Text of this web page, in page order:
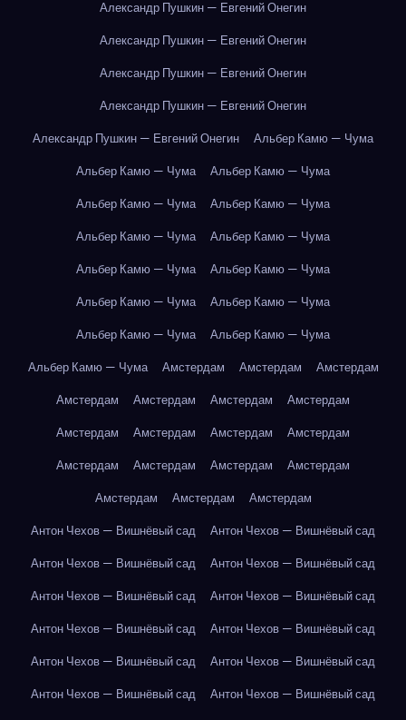
Александр Пушкин — Евгений Онегин
Александр Пушкин — Евгений Онегин
Александр Пушкин — Евгений Онегин
Александр Пушкин — Евгений Онегин
Александр Пушкин — Евгений Онегин
Альбер Камю — Чума
Альбер Камю — Чума
Альбер Камю — Чума
Альбер Камю — Чума
Альбер Камю — Чума
Альбер Камю — Чума
Альбер Камю — Чума
Альбер Камю — Чума
Альбер Камю — Чума
Альбер Камю — Чума
Альбер Камю — Чума
Альбер Камю — Чума
Альбер Камю — Чума
Альбер Камю — Чума
Амстердам Амстердам
Амстердам
Амстердам
Амстердам Амстердам
Амстердам
Амстердам
Амстердам Амстердам
Амстердам
Амстердам
Амстердам Амстердам
Амстердам
Амстердам
Амстердам
Амстердам
Антон Чехов — Вишнёвый сад
Антон Чехов — Вишнёвый сад
Антон Чехов — Вишнёвый сад
Антон Чехов — Вишнёвый сад
Антон Чехов — Вишнёвый сад
Антон Чехов — Вишнёвый сад
Антон Чехов — Вишнёвый сад
Антон Чехов — Вишнёвый сад
Антон Чехов — Вишнёвый сад
Антон Чехов — Вишнёвый сад
Антон Чехов — Вишнёвый сад
Антон Чехов — Вишнёвый сад